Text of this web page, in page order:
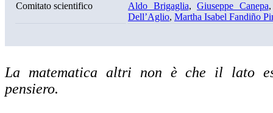
Comitato scientifico
Aldo Brigaglia, Giuseppe Canepa
Dell’Aglio, Martha Isabel Fandiño
La matematica altri non è che il lato
pensiero.